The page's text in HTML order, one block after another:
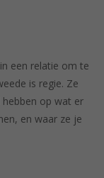
een relatie om te
is regie. Ze
hebben op wat er
en waar ze je